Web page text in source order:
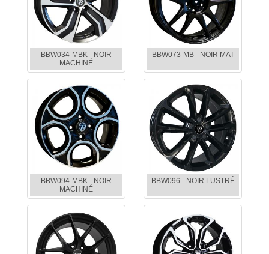
BBW034-MBK - NOIR
MACHINÉ
BBW073-MB - NOIR MAT
BBW094-MBK - NOIR
MACHINÉ
BBW096 - NOIR LUSTRÉ